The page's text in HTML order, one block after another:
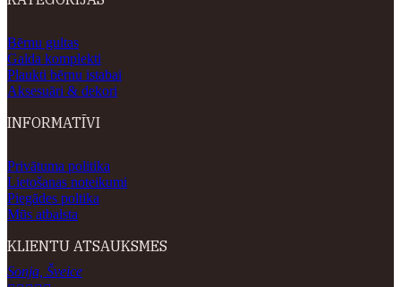
Bērnu gultas
Galda komplekti
Plaukti bērnu istabai
Aksesuāri & dekori
INFORMATĪVI
Privātuma politika
Lietošanas noteikumi
Piegādes poltika
Mūs atbalsta
KLIENTU ATSAUKSMES
Sonja, Šveice